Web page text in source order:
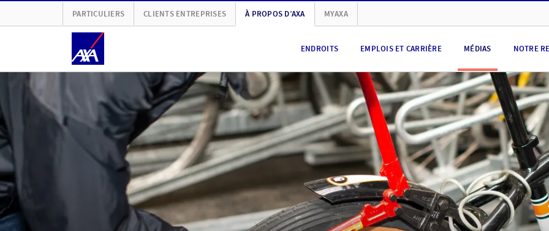
PARTICULIERS CLIENTS ENTREPRISES À PROPOS D’AXA MYAXA
ENDROITS EMPLOIS ET CARRIÈRE MÉDIAS NOTRE